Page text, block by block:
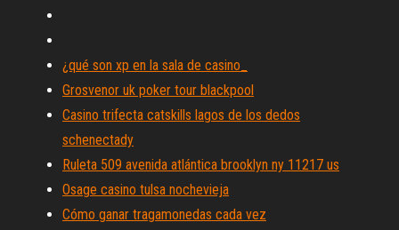
¿qué son xp en la sala de casino_
Grosvenor uk poker tour blackpool
Casino trifecta catskills lagos de los dedos
schenectady
Ruleta 509 avenida atlántica brooklyn ny 11217 us
Osage casino tulsa nochevieja
Cómo ganar tragamonedas cada vez